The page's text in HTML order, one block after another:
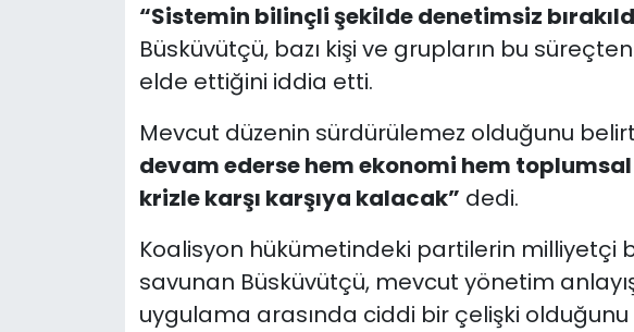
“Sistemin bilinçli şekilde denetimsiz
Büsküvütçü, bazı kişi ve grupların bu
elde ettiğini iddia etti.
Mevcut düzenin sürdürülemez olduğunu
devam ederse hem ekonomi hem
krizle karşı karşıya kalacak” dedi.
Koalisyon hükümetindeki partilerin milliyetçi
savunan Büsküvütçü, mevcut yönetim
uygulama arasında ciddi bir çelişki